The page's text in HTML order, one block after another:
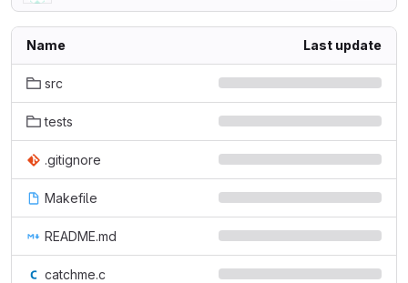
Name Last update
src
tests
.gitignore
Makefile
README.md
catchme.c